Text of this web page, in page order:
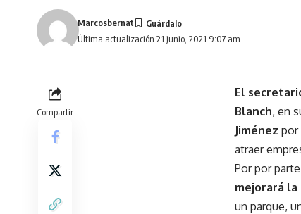
Última actualización 21 junio, 2021 9:07 am
Marcosbernat
Compartir
El
Blanch, en
Jiménez por
atraer
Por por
mejorará
un parque,